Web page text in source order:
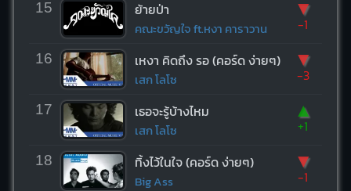
15 ย้ายป่า
คณะขวัญใจ ft.หงา คาราวาน
▼
-1
16 เหงา คิดถึง รอ (คอร์ด ง่ายๆ)
เสก โลโซ
▼
-3
17 เธอจะรู้บ้างไหม
เสก โลโซ
▲
+1
18 ทิ้งไว้ในใจ (คอร์ด ง่ายๆ)
Big Ass
▼
-1